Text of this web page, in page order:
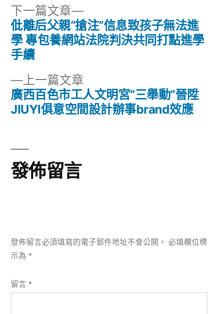
文
章
導
覽
上一篇文章
一
篇
廣西百色市工人文明宮“三舉動”晉陞
JIUYI俱意空間設計辦事brand效應
下一篇文章
下
一
篇
仳離后父親“搶注”信息致孩子無法進
學 專包養網站法院判決共同打點進學
手續
發佈留言
發佈留言必須填寫的電子郵件地址不會公開。 必填欄位標
示為 *
留言 *